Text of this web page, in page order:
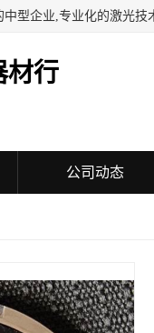
型企业,专业化的激光技
材行
公司动态